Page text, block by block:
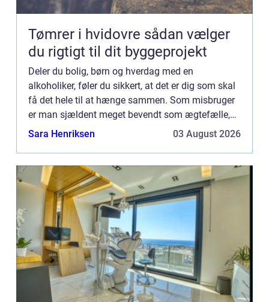
Tømrer i hvidovre sådan vælger
du rigtigt til dit byggeprojekt
Deler du bolig, børn og hverdag med en
alkoholiker, føler du sikkert, at det er dig som skal
få det hele til at hænge sammen. Som misbruger
er man sjældent meget bevendt som ægtefælle,
kæreste eller f...
Sara Henriksen 03 August 2026